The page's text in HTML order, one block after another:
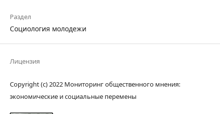
Раздел
Социология молодежи
Лицензия
Copyright (c) 2022 Мониторинг общественного мнения:
экономические и социальные перемены